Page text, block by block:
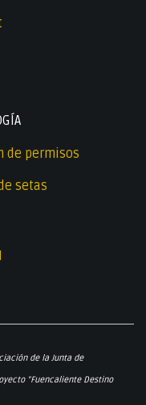
de permisos
setas
de la Junta de
"Fuencaliente Destino